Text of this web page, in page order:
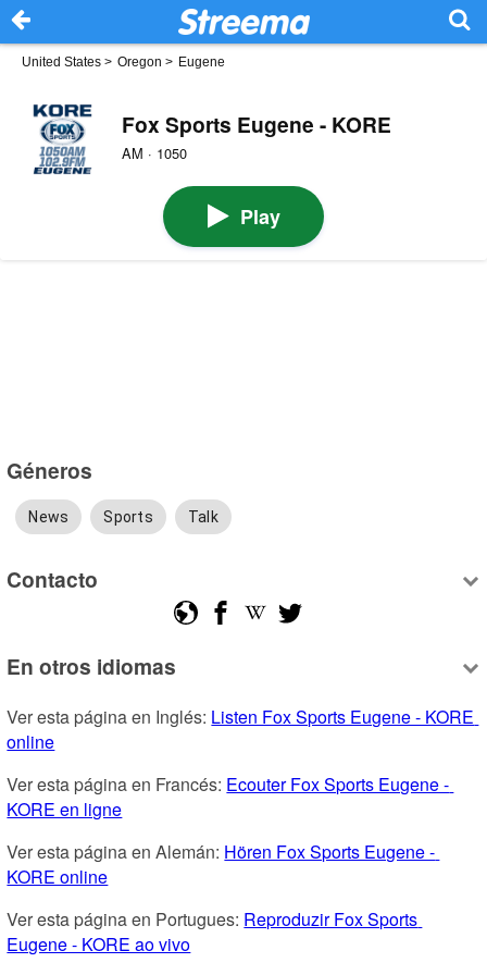
United States > Oregon > Eugene
Fox Sports Eugene - KORE
AM · 1050
Play
Géneros
News Sports Talk
Contacto
En otros idiomas
Ver esta página en Inglés: Listen Fox Sports Eugene - KORE
online
Ver esta página en Francés: Ecouter Fox Sports Eugene -
KORE en ligne
Ver esta página en Alemán: Hören Fox Sports Eugene -
KORE online
Ver esta página en Portugues: Reproduzir Fox Sports
Eugene - KORE ao vivo